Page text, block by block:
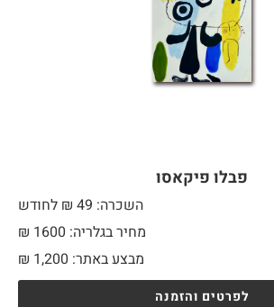
פבלו פיקאסו
השכרה: 49 ₪ לחודש
מחיר בגלריה: 1600 ₪
מבצע באתר:
₪ 1,200
לפרטים והזמנה